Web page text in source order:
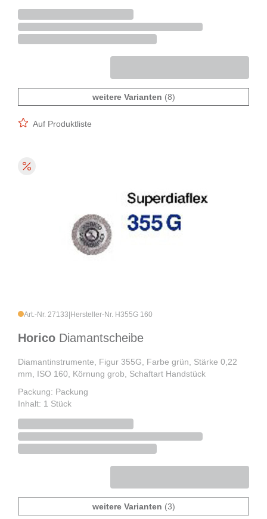
weitere Varianten (8)
Auf Produktliste
Art.-Nr. 27133 Hersteller-Nr. H355G 160
Horico Diamantscheibe
Diamantinstrumente, Figur 355G, Farbe grün, Stärke 0,22
mm, ISO 160, Körnung grob, Schaftart Handstück
Packung: Packung
Inhalt: 1 Stück
weitere Varianten (3)